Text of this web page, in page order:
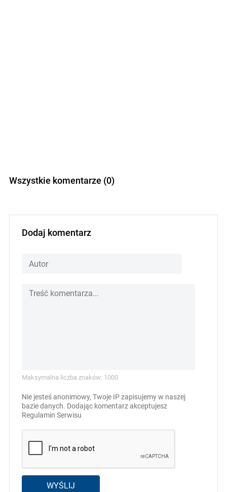
Wszystkie komentarze (0)
Dodaj komentarz
Maksymalna liczba znaków: 1000
Nie jesteś anonimowy, Twoje IP zapisujemy w naszej
bazie danych. Dodając komentarz akceptujesz
Regulamin Serwisu
WYŚLIJ